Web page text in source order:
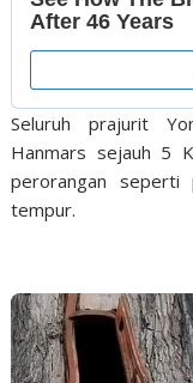
Seluruh prajurit
Hanmars sejauh 5
perorangan seperti
tempur.